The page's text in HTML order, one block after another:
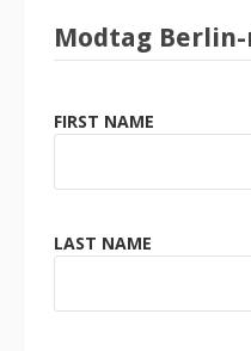
Modtag
FIRST NAME
LAST NAME